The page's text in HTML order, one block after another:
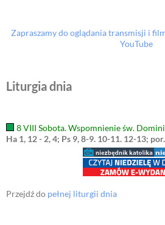
Zapraszamy do oglądania transmisji i
YouTube
Liturgia dnia
8 VIII Sobota. Wspomnienie św.
Ha 1, 12 - 2, 4; Ps 9, 8-9. 10-11. 12-13;
Przejdź do pełnej liturgii dnia